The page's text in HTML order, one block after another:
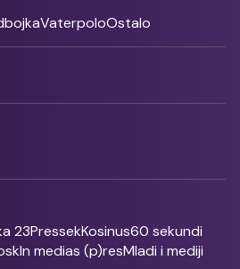
VaterpoloOstalo
23PressekKosinus60 sekundi
In medias (p)resMladi i mediji